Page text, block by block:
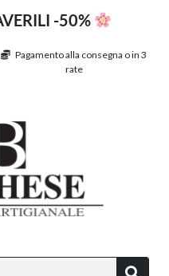
-50%
Pagamento alla consegna o in 3
rate